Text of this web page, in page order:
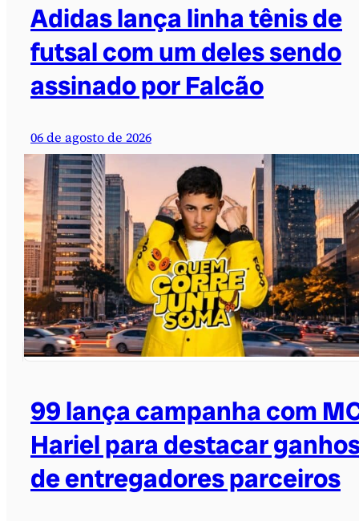
Adidas lança linha tênis de
futsal com um deles sendo
assinado por Falcão
06 de agosto de 2026
99 lança campanha com
Hariel para destacar
de entregadores parceiros